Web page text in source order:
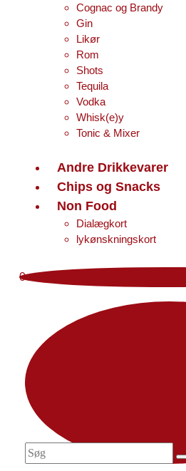
Cognac og Brandy
Gin
Likør
Rom
Shots
Tequila
Vodka
Whisk(e)y
Tonic & Mixer
Andre Drikkevarer
Chips og Snacks
Non Food
Dialægkort
lykønskningskort
0